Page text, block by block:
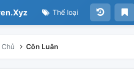
Thể loại
Côn Luân